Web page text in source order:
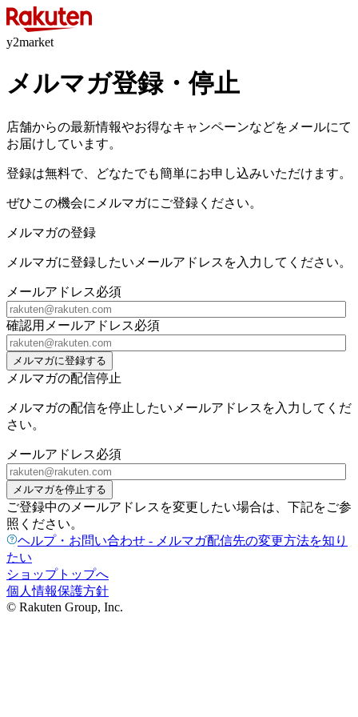
y2market
メルマガ登録・停止
店舗からの最新情報やお得なキャンペーンなどをメールにて
お届けしています。
登録は無料で、どなたでも簡単にお申し込みいただけます。
ぜひこの機会にメルマガにご登録ください。
メルマガの登録
メルマガに登録したいメールアドレスを入力してください。
メールアドレス必須
確認用メールアドレス必須
メルマガに登録する
メルマガの配信停止
メルマガの配信を停止したいメールアドレスを入力してくだ
さい。
メールアドレス必須
メルマガを停止する
ご登録中のメールアドレスを変更したい場合は、下記をご参
照ください。
ヘルプ・お問い合わせ - メルマガ配信先の変更方法を知り
たい
ショップトップへ
個人情報保護方針
© Rakuten Group, Inc.